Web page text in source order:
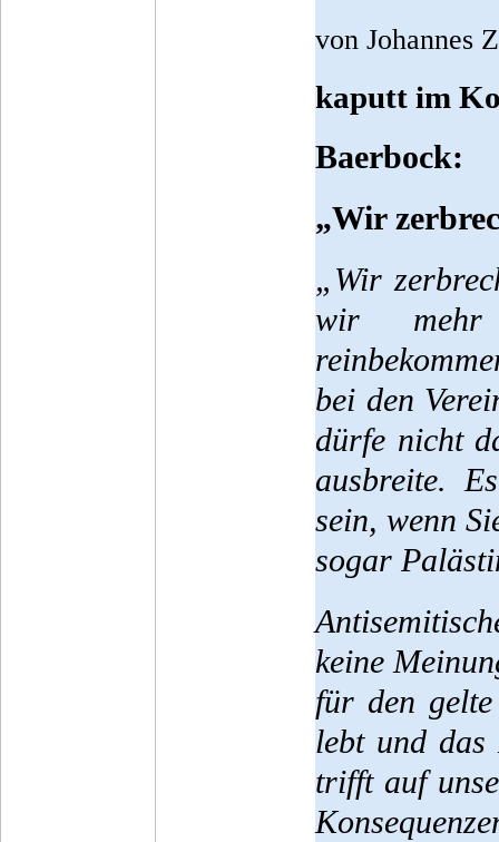
von Johannes
kaputt im
Baerbock:
„Wir
„Wir
wir mehr
bei den
dürfe nicht
ausbreite.
sein, wenn
sogar
keine
für den
lebt und
trifft auf